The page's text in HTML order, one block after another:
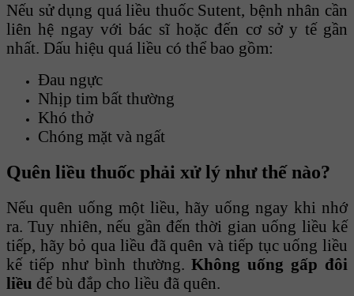
Nếu sử dụng quá liều thuốc Sutent, bệnh nhân cần
liên hệ ngay với bác sĩ hoặc đến cơ sở y tế gần
nhất. Dấu hiệu quá liều có thể bao gồm:
Đau ngực
Nhịp tim bất thường
Khó thở
Chóng mặt và ngất
Quên liều thuốc phải xử lý như thế nào?
Nếu quên uống một liều, hãy uống ngay khi nhớ
ra. Tuy nhiên, nếu gần đến thời gian uống liều kế
tiếp, hãy bỏ qua liều đã quên và tiếp tục uống liều
kế tiếp như bình thường.Không uống gấp đôi
liều để bù đắp cho liều đã quên.